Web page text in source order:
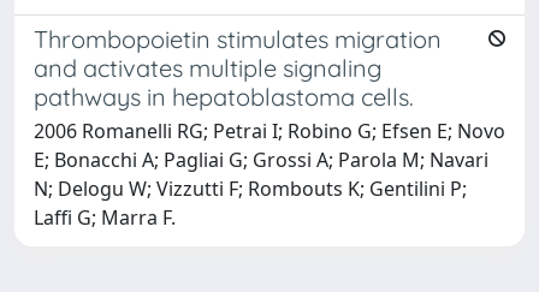
Thrombopoietin stimulates migration
and activates multiple signaling
pathways in hepatoblastoma cells.
2006 Romanelli RG; Petrai I; Robino G; Efsen E; Novo
E; Bonacchi A; Pagliai G; Grossi A; Parola M; Navari
N; Delogu W; Vizzutti F; Rombouts K; Gentilini P;
Laffi G; Marra F.